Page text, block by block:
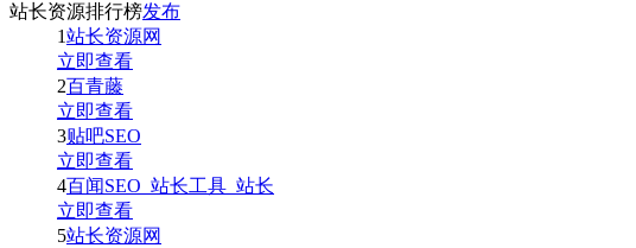
站长资源排行榜发布
1站长资源网
立即查看
2百青藤
立即查看
3贴吧SEO
立即查看
4百闻SEO_站长工具_站长
立即查看
5站长资源网